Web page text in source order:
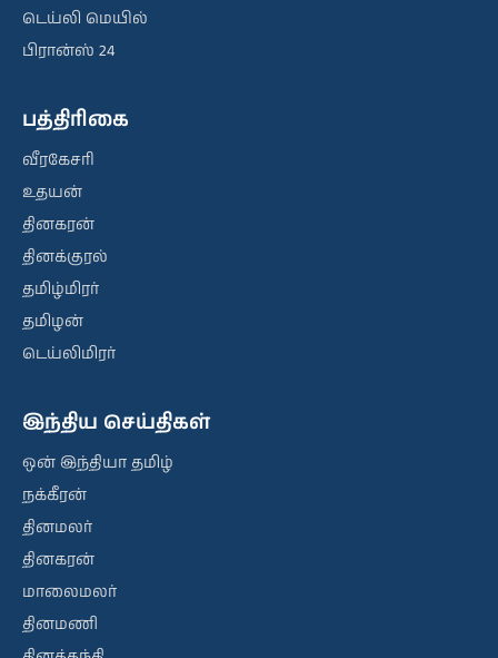
டெய்லி மெயில்
பிரான்ஸ் 24
பத்திரிகை
வீரகேசரி
உதயன்
தினகரன்
தினக்குரல்
தமிழ்மிரர்
தமிழன்
டெய்லிமிரர்
இந்திய செய்திகள்
ஒன் இந்தியா தமிழ்
நக்கீரன்
தினமலர்
தினகரன்
மாலைமலர்
தினமணி